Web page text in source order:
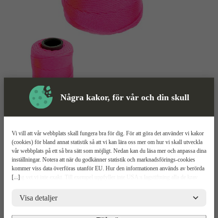
Några kakor, för vår och din skull
[...]
Vi vill att vår webbplats skall fungera bra för dig. För att göra det använder vi kakor
(cookies) för bland annat statistik så att vi kan lära oss mer om hur vi skall utveckla
vår webbplats på ett så bra sätt som möjligt. Nedan kan du läsa mer och anpassa dina
inställningar. Notera att när du godkänner statistik och marknadsförings-cookies
kommer viss data överföras utanför EU. Hur den informationen används av berörda
bolag vet vi inte exakt. Till exempel uppfyller inte USA:s lagstiftning alla de krav
risker för dina personuppgifter. De berörda bolagen måste lämna över uppgifter till
brottsbekämpande myndigheter i USA om de får en sådan begäran. Det kan dock
Visa detaljer
Murarsnöre Mer information
Teufelberger 1,4 mm
Polyesterlina